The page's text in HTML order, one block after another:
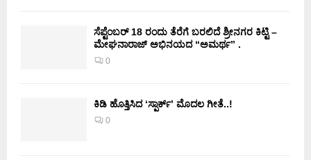
ಸೆಪ್ಟೆಂಬರ್ 18 ರಂದು ತೆರೆಗೆ ಬರಲಿದೆ ಶ್ರೀನಗರ ಕಿಟ್ಟಿ –
ಮೇಘನಾರಾಜ್ ಅಭಿನಯದ “ಅಮರ್ಥ” .
0
ಕಿಡಿ‌‌ ಹೊತ್ತಿಸಿದ ‘ಸ್ಪಾರ್ಕ್’ ಮೊದಲ‌ ಗೀತೆ..!
0